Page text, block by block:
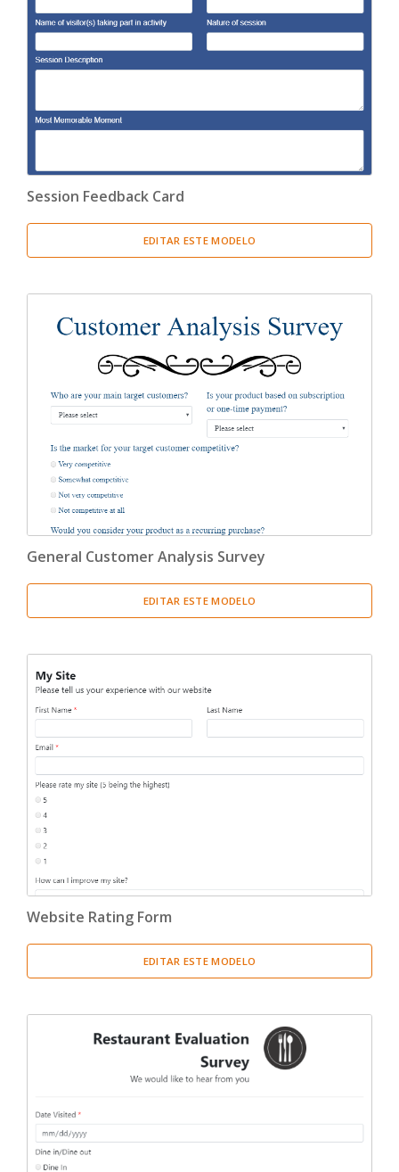
Session Feedback Card
EDITAR ESTE MODELO
General Customer Analysis Survey
EDITAR ESTE MODELO
Website Rating Form
EDITAR ESTE MODELO